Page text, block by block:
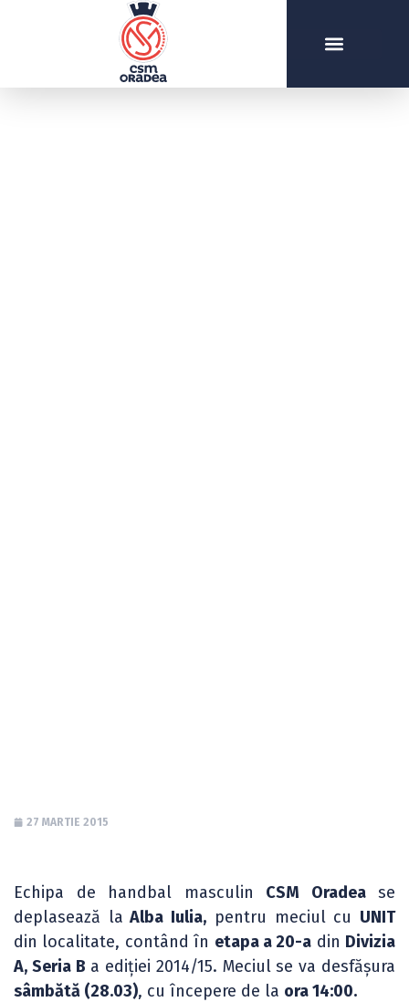
27 MARTIE 2015
Echipa de handbal masculin CSM Oradease
deplasează la Alba Iulia, pentru meciul cu UNIT
din localitate, contând în etapa a 20-a din Divizia
A, Seria B a ediției 2014/15. Meciul se va desfășura
sâmbătă (28.03), cu începere de la ora 14:00.